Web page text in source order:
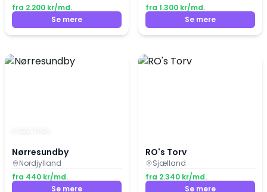
fra 2.200 kr/md.
Se mere
fra 1.300 kr/md.
Se mere
Nørresundby
Nordjylland
fra 440 kr/md.
Se mere
RO's Torv
Sjælland
fra 2.340 kr/md.
Se mere